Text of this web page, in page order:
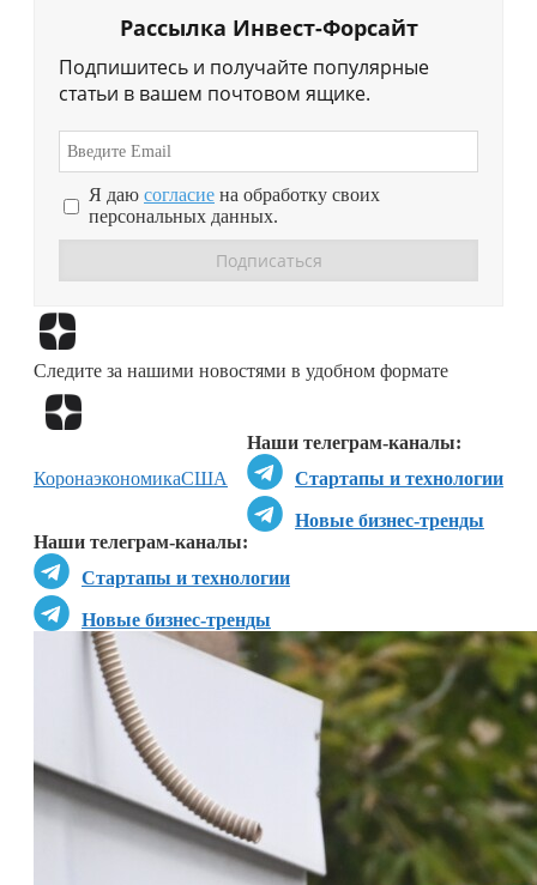
Рассылка Инвест-Форсайт
Подпишитесь и получайте популярные
статьи в вашем почтовом ящике.
Я даю согласие на обработку своих
персональных данных.
Следите за нашими новостями в удобном формате
Наши телеграм-каналы:
Стартапы и технологии
Новые бизнес-тренды
Наши телеграм-каналы:
Стартапы и технологии
Новые бизнес-тренды
КоронаэкономикаСША